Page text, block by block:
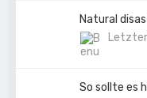
Natural
So sollte es